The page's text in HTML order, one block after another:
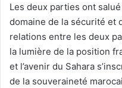
Les deux parties ont
domaine de la sécurité et
relations entre les deux
la lumière de la position
et l’avenir du Sahara
de la souveraineté